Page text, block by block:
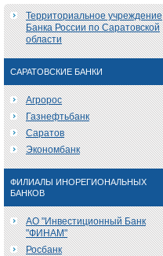
Территориальное учреждение
Банка России по Саратовской
области
САРАТОВСКИЕ БАНКИ
Агророс
Газнефтьбанк
Саратов
Экономбанк
ФИЛИАЛЫ ИНОРЕГИОНАЛЬНЫХ
БАНКОВ
АО "Инвестиционный Банк
"ФИНАМ"
Росбанк